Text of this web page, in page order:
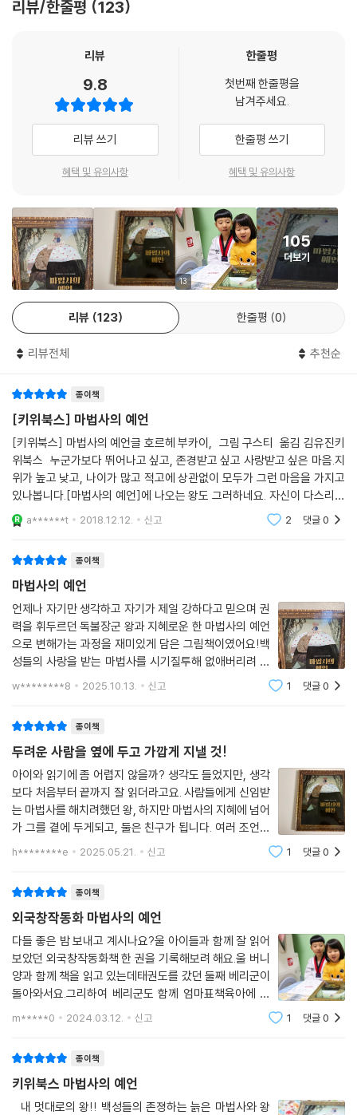
을 지지하고 우러러볼 거라 기대했던 왕은 마법사를 없애기로 마음먹습니
이라는 사실을 누구도 의심하지 않을 거란 속셈이지요. 그렇게 되면 백성
만 그건 왕이 마법사가 왜 백성들에게 사랑을 받는지 알지 못하고 세운 계
획입니다. 마치 첫 단추를 잘못 끼운 것처럼 말이지요. 왕이 처음부터 잘못
알고 있던 것은 무엇일까요? 진정 강한 왕의 힘은 어디서 비롯되는 것일까
요? 이에 대한 답을 왕이 스스로 깨닫기를 바라며 마법사는 자신을 해치려
는 왕에게 거짓 예언을 합니다.
마법사의 예언을 듣고 왕은 두려움에 사로잡힙니다. 그 예언은 왕이 마법
사와 절대 떨어져서 지낼 수 없도록 만들었습니다. 두려움과 함께 살게 된
왕. 어쩔 수 없는 선택이었지만 왕은 마법사와 함께 지내게 됩니다. 그리고
오랜 시간이 흘러 마법사, 그러니까 두려움의 대상은 왕의 소중한 친구가
됩니다. 더불어 왕은 백성들이 진심으로 좋아하고 존경하는 사람이 됩니
다. 마법사와 함께 지내면서 다른 이에게 귀를 기울이고 소통하는 법을 배
웠기 때문입니다. 진정한 왕의 힘은 백성들로부터 비롯됩니다. 백성들의
결국 왕은 진정 강력한 힘을 얻게 된 것입니다.
두려움도 나의 힘,
피하지 않고 친구처럼 함께한다면
독불장군 같은 왕의 모습에 처음에는 화가 나다가도 왠지 모르게 측은함을
느끼면서 공감하게 됩니다. 아마도 어른, 아이 할 것 없이 누구에게나 마음
속에 외면하거나 도망치고 싶은 감정들, 미움이나 원망, 두려움 따위를 품
고 살기 때문일 것입니다. 작가는 신경정신과 전문의로 상담소를 운영하며
숨은 이러한 감정을 왕의 이야기를 통해 자연스럽게 들려줍니다. 그리고
마법사의 입을 빌어 조언합니다. 싫어하고 미워하는 모든 것을 없앨 수는
없다고, 두려워하지 않고 용기 내어 직시한다면 스스로를 극복하고 꿈을
이루는 정말 마법 같은 일이 일어날지도 모른다고 말입니다.
리뷰/한줄평 123
리뷰
9.8
리뷰 쓰기
혜택 및 유의사항
한줄평
첫번째 한줄평을
남겨주세요.
한줄평 쓰기
혜택 및 유의사항
13
105
더보기
리뷰 123 한줄평 0
리뷰전체 추천순
종이책
[키위북스] 마법사의 예언
[키위북스] 마법사의 예언글 호르헤 부카이, 그림 구스티 옮김 김유진키
위북스 누군가보다 뛰어나고 싶고, 존경받고 싶고 사랑받고 싶은 마음.지
위가 높고 낮고, 나이가 많고 적고에 상관없이 모두가 그런 마음을 가지고
있나봅니다.[마법사의 예언]에 나오는 왕도 그러하네요. 자신이 다스리는
나라의 백성들이 자신을 존경해주었으면 하는 마음.여기까지는
a******t 2018.12.12. 신고 2 댓글0
종이책
마법사의 예언
언제나 자기만 생각하고 자기가 제일 강하다고 믿으며 권
력을 휘두르던 독불장군 왕과 지혜로운 한 마법사의 예언
으로 변해가는 과정을 재미있게 담은 그림책이였어요!백
성들의 사랑을 받는 마법사를 시기질투해 없애버리려 했
던 왕에게 마법사는 무슨 예언을 했을까요??너무 재미있
w********8 2025.10.13. 신고 1 댓글0
종이책
두려운 사람을 옆에 두고 가깝게 지낼 것!
아이와 읽기에 좀 어렵지 않을까? 생각도 들었지만, 생각
보다 처음부터 끝까지 잘 읽더라고요. 사람들에게 신임받
는 마법사를 해치려했던 왕, 하지만 마법사의 지혜에 넘어
가 그를 곁에 두게되고, 둘은 친구가 됩니다. 여러 조언도
듣고 의견을 구하며 지내게 되고, 왕은 나라를 잘 다스려
h********e 2025.05.21. 신고 1 댓글0
종이책
외국창작동화 마법사의 예언
다들 좋은 밤 보내고 계시나요?울 아이들과 함께 잘 읽어
보았던 외국창작동화책 한 권을 기록해보려 해요.울 버니
양과 함께 책을 읽고 있는데태권도를 갔던 둘째 베리군이
돌아와서요.그리하여 베리군도 함께 엄마표책육아에 동
참하였는데요.셋이서 함께 읽어본 창작그림책은글, 그림
m*****0 2024.03.12. 신고 1 댓글0
종이책
키위북스 마법사의 예언
​ 내 멋대로의 왕!! 백성들의 존졍하는 늙은 마법사와 왕